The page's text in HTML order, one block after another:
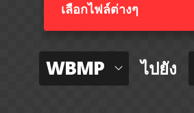
เลือกไฟล์ต่างๆ​
WBMP ไปยัง